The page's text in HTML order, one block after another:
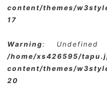
content/themes/
17
Warning: Undefined
/home/xs426595/
content/themes/
20